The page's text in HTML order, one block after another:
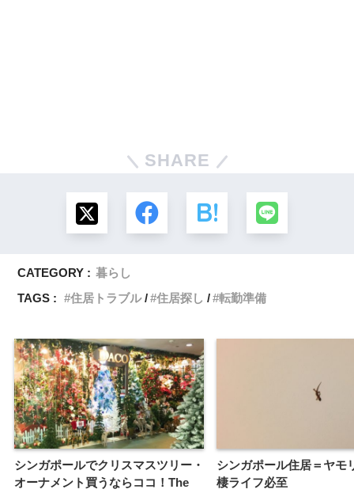
SHARE
CATEGORY : 暮らし
TAGS :
住居トラブル 住居探し 転勤準備
シンガポールでクリスマスツリー・
オーナメント買うならココ！The
シンガポール住居＝ヤモ
棲ライフ必至